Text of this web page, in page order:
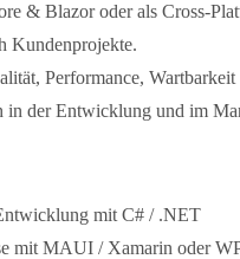
& Blazor oder als Cross-
Kundenprojekte.
Performance,
in der Entwicklung und im
mit C# / .NET
mit MAUI / Xamarin oder